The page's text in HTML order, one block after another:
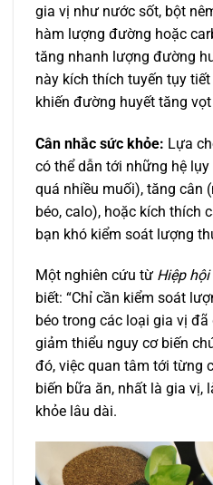
gia vị như nước sốt, bột
hàm lượng đường hoặc
tăng nhanh lượng đường
này kích thích tuyến tụy
khiến đường huyết tăng
Cân nhắc sức khỏe: Lựa
có thể dẫn tới những hệ
quá nhiều muối), tăng cân
béo, calo), hoặc kích thích
bạn khó kiểm soát lượng
Một nghiên cứu từ Hiệp
biết: “Chỉ cần kiểm soát
béo trong các loại gia vị
giảm thiểu nguy cơ biến
đó, việc quan tâm tới từng
biến bữa ăn, nhất là gia vị,
khỏe lâu dài.